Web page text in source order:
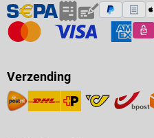
Verzending